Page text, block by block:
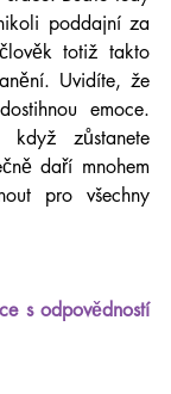
poddajní za
totiž takto
Uvidíte, že
emoce.
zůstanete
daří mnohem
pro všechny
s odpovědností